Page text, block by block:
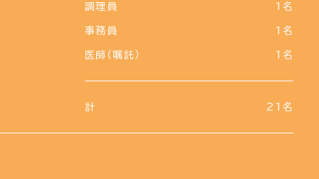
調理員 1名
事務員 1名
医師（嘱託） 1名
計 21名